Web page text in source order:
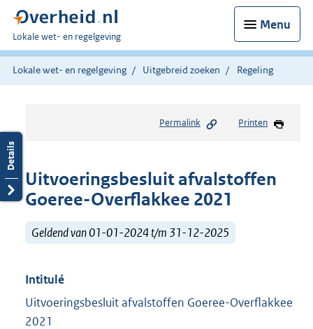
Menu
U
bent
hier:
Lokale wet- en regelgeving
Lokale wet- en regelgeving Uitgebreid zoeken Regeling
Permalink Printen
Uitvoeringsbesluit afvalstoffen
Goeree-Overflakkee 2021
Geldend van 01-01-2024 t/m 31-12-2025
Intitulé
Uitvoeringsbesluit afvalstoffen Goeree-Overflakkee
2021